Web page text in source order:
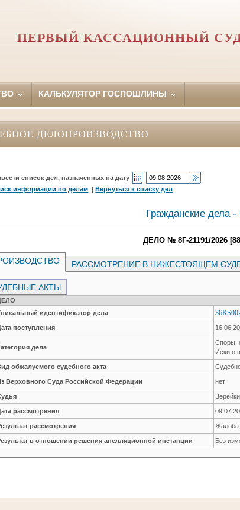
ПЕРВЫЙ КАССАЦИОННЫЙ
КАЛЬКУЛЯТОР ГОСПОШЛИНЫ
ДЕЛОПРОИЗВОДСТВО
список дел, назначенных на дату
информации по делам |Вернуться к списку дел
Гражданские дела -
ДЕЛО № 8Г-21191/2026
РАССМОТРЕНИЕ В НИЖЕСТОЯЩЕМ
АКТЫ
идентификатор дела
поступления
дела
Споры,
Иски о
обжалуемого судебного акта
Верховного Суда Российской Федерации нет
рассмотрения
рассмотрения
в отношении решения апелляционной инстанции Без